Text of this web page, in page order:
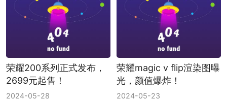
荣耀200系列正式发布，
2699元起售！
2024-05-28
荣耀magic v flip渲染图曝
光，颜值爆炸！
2024-05-23